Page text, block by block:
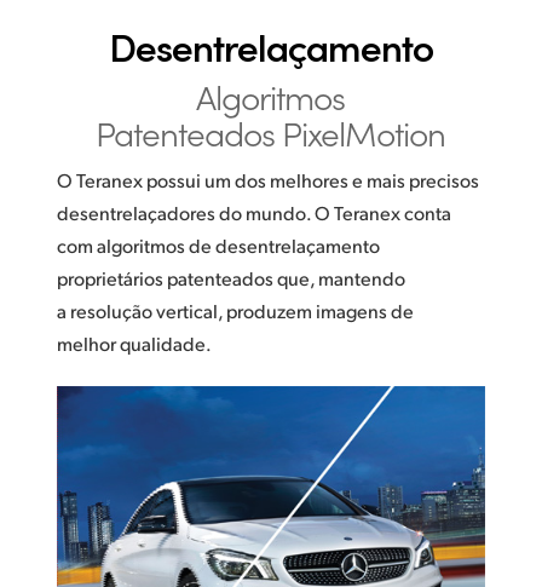
Norway
Singapore
South Africa
Spain
UAE
Ukraine
Desentrelaçamento
Algoritmos
Patenteados PixelMotion
O Teranex possui um dos melhores e mais precisos
desentrelaçadores do mundo. O Teranex conta
com algoritmos de desentrelaçamento
proprietários patenteados que, mantendo
a resolução vertical, produzem imagens de
melhor qualidade.